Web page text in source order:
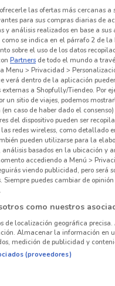
hay ofertas vigentes
AZCAPOTZALCO
las ofertas más cercanas
para sus compras diarias de
y análisis realizados en base a
como se indica en el párrafo 2 de
sobre el uso de los datos
Partners de todo el mundo a
Menu > Privacidad >
verá dentro de la aplicación
a Shopfully/Tiendeo. Por
un sitio de viajes, podemos
caso de haber dado el
del dispositivo pueden ser
las redes wireless, como detallado
pueden utilizarse para la
análisis basados en la ubicación y
accediendo a Menú >
viendo publicidad, pero será
Siempre puedes cambiar de
como nuestros
de localización geográfica
Almacenar la información en
medición de publicidad y
(proveedores)